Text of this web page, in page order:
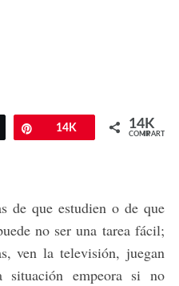
Pin14K 14K
COMPARTIR
de que estudien o de que
no ser una tarea fácil;
ven la televisión, juegan
situación empeora si no